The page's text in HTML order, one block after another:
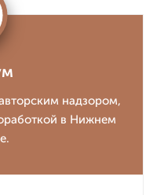
надзором,
в Нижнем